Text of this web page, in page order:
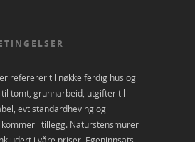
refererer til nøkkelferdig hus og
til tomt, grunnarbeid, utgifter til
evt standardheving og
i tillegg. Naturstensmurer
i våre priser. Egeninnsats